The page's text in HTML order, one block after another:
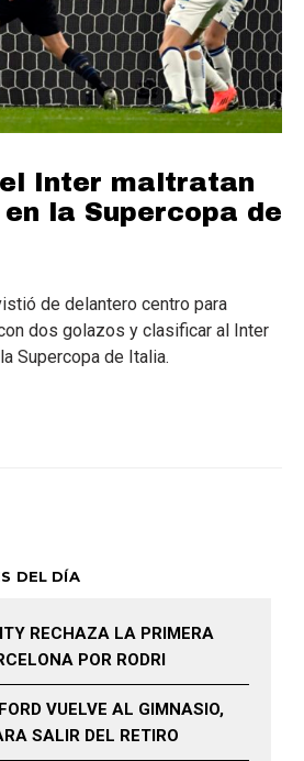
Inter maltratan
la Supercopa de
de delantero centro para
dos golazos y clasificar al Inter
Supercopa de Italia.
DEL DÍA
RECHAZA LA PRIMERA
POR RODRI
VUELVE AL GIMNASIO,
SALIR DEL RETIRO